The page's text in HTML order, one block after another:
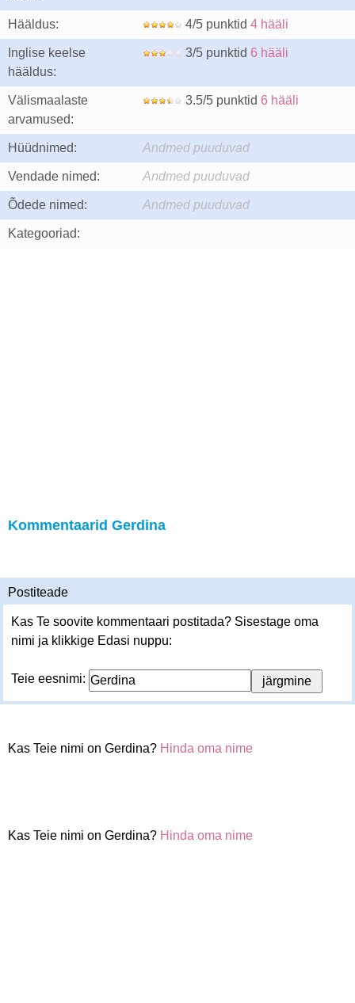
Hääldus: 4/5 punktid 4 hääli
Inglise keelse
hääldus:
3/5 punktid 6 hääli
Välismaalaste
arvamused:
3.5/5 punktid 6 hääli
Hüüdnimed: Andmed puuduvad
Vendade nimed: Andmed puuduvad
Õdede nimed: Andmed puuduvad
Kategooriad:
Kommentaarid Gerdina
Postiteade
Kas Te soovite kommentaari postitada? Sisestage oma
nimi ja klikkige Edasi nuppu:
Teie eesnimi:
Kas Teie nimi on Gerdina? Hinda oma nime
Kas Teie nimi on Gerdina? Hinda oma nime